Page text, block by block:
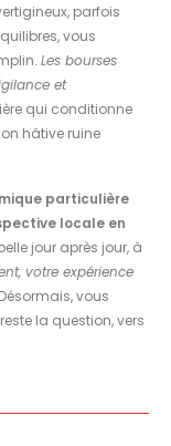
parfois
vous
Les bourses
et
qui conditionne
hâtive ruine
particulière
locale en
jour après jour, à
votre expérience
vous
la question, vers